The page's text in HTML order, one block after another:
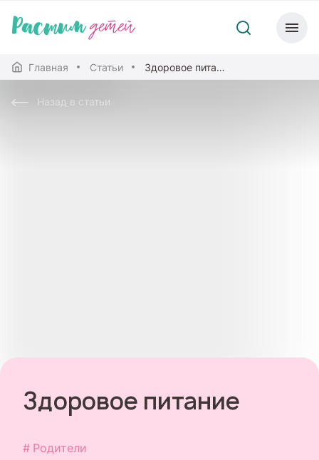
Главная Статьи Здоровое питание
Назад в статьи
Здоровое питание
Родители